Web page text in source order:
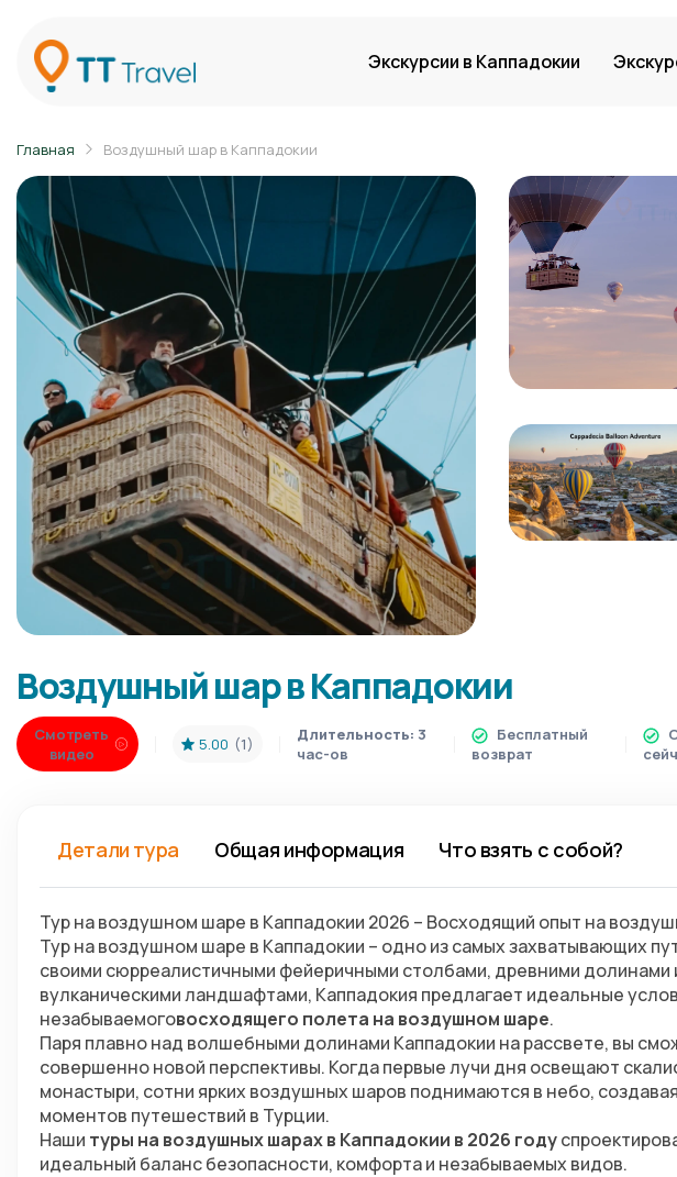
Экскурсии в Каппадокии
Главная Воздушный шар в Каппадокии
Воздушный шар в Каппадокии
Смотреть
видео
5.00 (1) Длительность: 3
час-ов
Бесплатный
возврат
Детали тура Общая информация Что взять с собой?
Тур на воздушном шаре в Каппадокии 2026 – Восходящий опыт на
Тур на воздушном шаре в Каппадокии – одно из самых захватывающих
своими сюрреалистичными фейеричными столбами, древними долинами
вулканическими ландшафтами, Каппадокия предлагает идеальные
незабываемоговосходящего полета на воздушном шаре.
Паря плавно над волшебными долинами Каппадокии на рассвете, вы
совершенно новой перспективы. Когда первые лучи дня освещают
монастыри, сотни ярких воздушных шаров поднимаются в небо,
моментов путешествий в Турции.
Наши туры на воздушных шарах в Каппадокии в 2026 году
идеальный баланс безопасности, комфорта и незабываемых видов.